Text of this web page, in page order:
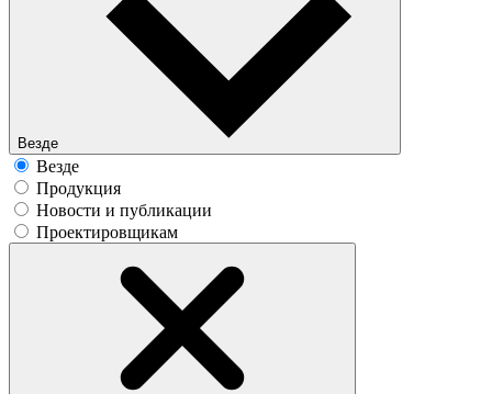
Везде
Везде
Продукция
Новости и публикации
Проектировщикам